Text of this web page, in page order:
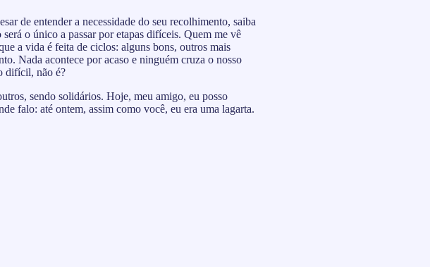
de entender a necessidade do seu recolhimento, saiba
o único a passar por etapas difíceis. Quem me vê
a vida é feita de ciclos: alguns bons, outros mais
Nada acontece por acaso e ninguém cruza o nosso
difícil, não é?
sendo solidários. Hoje, meu amigo, eu posso
falo: até ontem, assim como você, eu era uma lagarta.